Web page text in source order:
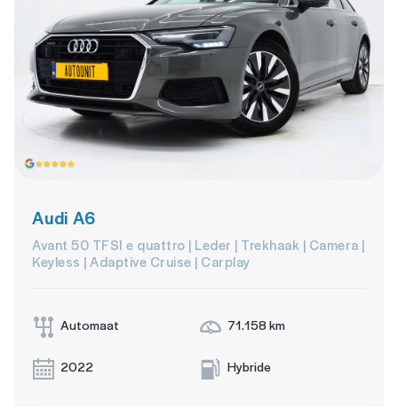
Audi A6
Avant 50 TFSI e quattro | Leder | Trekhaak | Camera |
Keyless | Adaptive Cruise | Carplay
Automaat 71.158 km
2022 Hybride